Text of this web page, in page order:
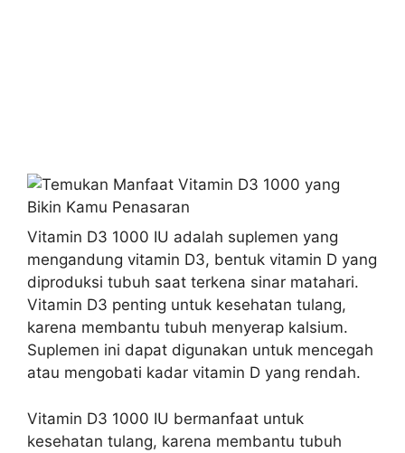
Vitamin D3 1000 IU adalah suplemen yang
mengandung vitamin D3, bentuk vitamin D yang
diproduksi tubuh saat terkena sinar matahari.
Vitamin D3 penting untuk kesehatan tulang,
karena membantu tubuh menyerap kalsium.
Suplemen ini dapat digunakan untuk mencegah
atau mengobati kadar vitamin D yang rendah.
Vitamin D3 1000 IU bermanfaat untuk
kesehatan tulang, karena membantu tubuh